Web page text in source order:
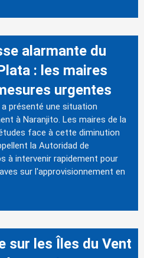
alarmante du
: les maires
urgentes
présenté une situation
à Naranjito. Les maires de la
face à cette diminution
la Autoridad de
à intervenir rapidement pour
sur l'approvisionnement en
sur les Îles du Vent